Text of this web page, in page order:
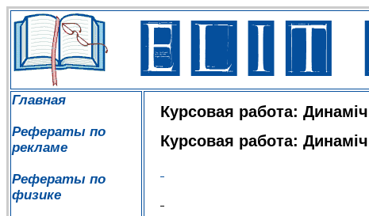
Главная
Рефераты по
рекламе
Рефераты по
физике
Курсовая работа:
Курсовая работа: